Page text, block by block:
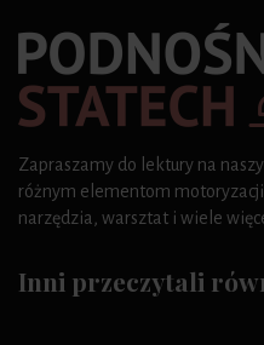
Zapraszamy do lektury na
różnym elementom
narzędzia, warsztat i wiele
Inni przeczytali